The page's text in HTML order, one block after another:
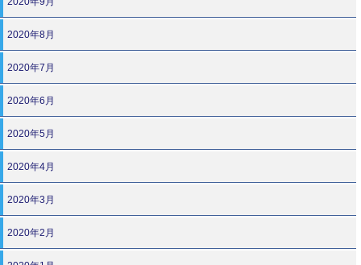
2020年8月
2020年7月
2020年6月
2020年5月
2020年4月
2020年3月
2020年2月